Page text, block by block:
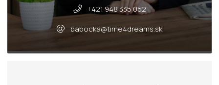
+421 948 335 052
babocka@time4dreams.sk